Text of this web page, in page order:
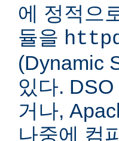
에 정적으
듈을
(Dynamic
있다.
거나,
나중에 컴